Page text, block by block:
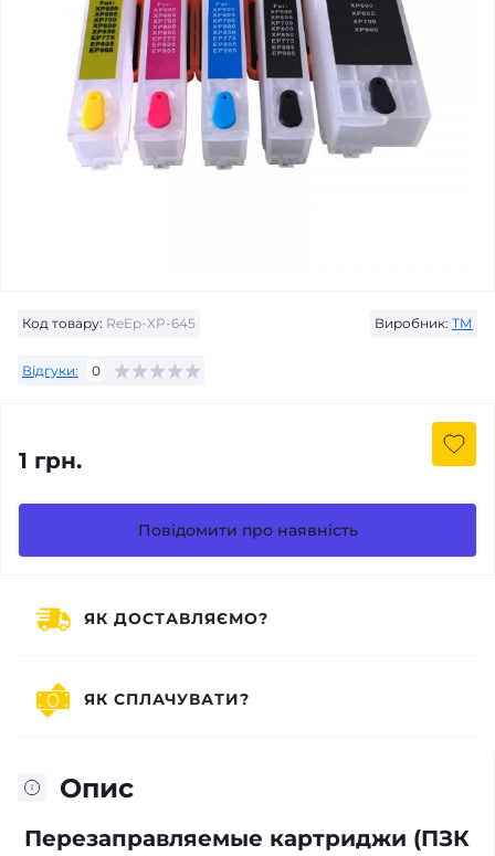
Код товару: ReEp-XP-645 Виробник: ТМ
Відгуки: 0
1 грн.
Повідомити про наявність
Опис
Перезаправляемые картриджи (ПЗК
ЯК ДОСТАВЛЯЄМО?
ЯК СПЛАЧУВАТИ?